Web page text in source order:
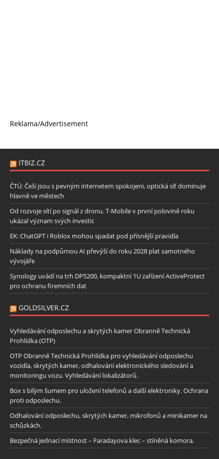
Reklama/Advertisement
ITBIZ.CZ
ČTÚ: Češi jsou s pevným internetem spokojeni, optická síť dominuje
hlavně ve městech
Od rozvoje sítí po signál z dronu. T-Mobile v první polovině roku
ukázal význam svých investic
EK: ChatGPT i Roblox mohou spadat pod přísnější pravidla
Náklady na podpůrnou AI převýší do roku 2028 plat samotného
vývojáře
Synology uvádí na trh DP5200, kompaktní 1U zařízení ActiveProtect
pro ochranu firemních dat
GOLDSILVER.CZ
Vyhledávání odposlechu a skrytých kamer Obranně Technická
Prohlídka (OTP)
OTP Obranně Technická Prohlídka pro vyhledávání odposlechu
vozidla, skrytých kamer, odhalování elektronického sledování a
monitoringu vozu. Vyhledávání lokalizátorů.
Box s bílým šumem pro uložení telefonů a další elektroniky. Ochrana
proti odposlechu.
Odhalování odposlechu, skrytých kamer, mikrofonů a minikamer na
schůzkách.
Bezpečná jednací místnost – Faradayova klec – stíněná komora.